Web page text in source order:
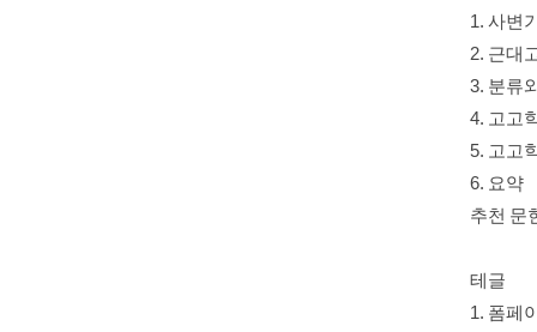
1. 사변
2. 근대
3. 분류
4. 고고
5. 고고
6. 요약
추천 문
테글
1. 폼페